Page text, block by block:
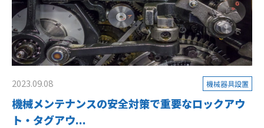
2023.09.08 機械器具設置
機械メンテナンスの安全対策で重要なロックアウ
ト・タグアウ...